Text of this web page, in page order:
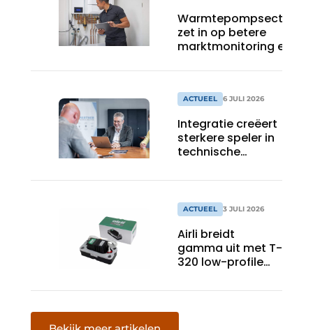
Warmtepompsector
zet in op betere
marktmonitoring en
ACTUEEL 6 JULI 2026
Integratie creëert
sterkere speler in
technische
ACTUEEL 3 JULI 2026
Airli breidt
gamma uit met T-
320 low-profile